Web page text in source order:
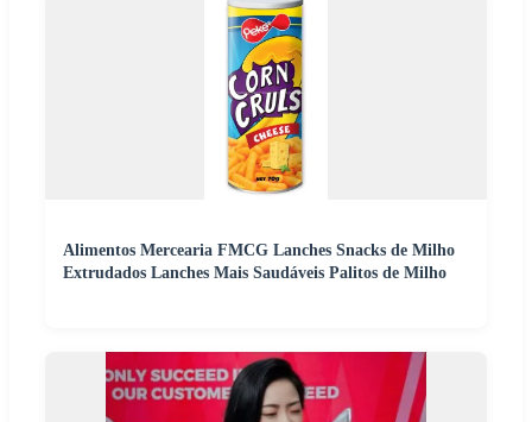
Alimentos Mercearia FMCG Lanches Snacks de Milho
Extrudados Lanches Mais Saudáveis Palitos de Milho